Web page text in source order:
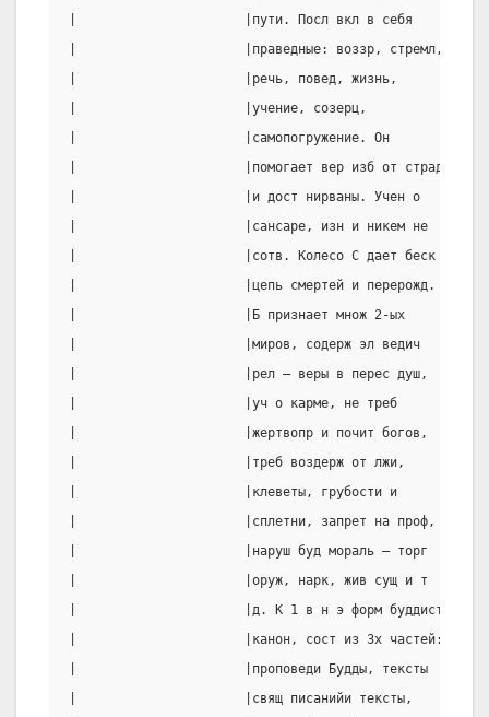
|                      |пути. Посл вкл в себя
|                      |праведные: воззр,
|                      |речь, повед, жизнь,
|                      |учение, созерц,
|                      |самопогружение. Он
|                      |помогает вер изб от
|                      |и дост нирваны. Учен о
|                      |сансаре, изн и никем не
|                      |сотв. Колесо С дает беск |соц
|                      |цепь смертей и перерожд.
|                      |Б признает множ 2-ых     |Нач
|                      |миров, содерж эл ведич
|                      |рел – веры в перес душ,
|                      |уч о карме, не треб      |сист
|                      |жертвопр и почит богов,
|                      |треб воздерж от лжи,
|                      |клеветы, грубости и
|                      |сплетни, запрет на проф,
|                      |наруш буд мораль – торг  |1ой
|                      |оруж, нарк, жив сущ и т  |2-о
|                      |д. К 1 в н э форм буддист|3-
|                      |канон, сост из 3х
|                      |проповеди Будды, тексты  |чел,
|                      |свящ писанийи тексты,    |4-